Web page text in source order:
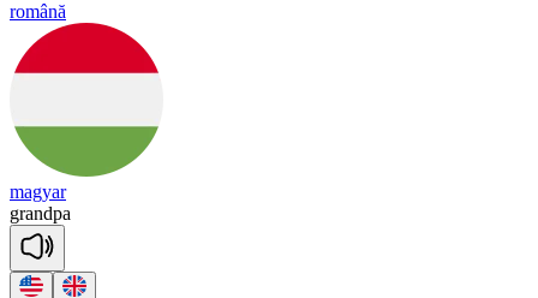
română
magyar
grandpa